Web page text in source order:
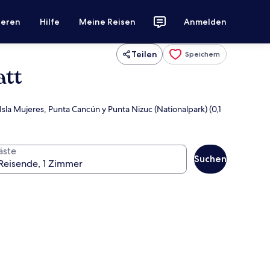
Hilfe Meine Reisen Anmelden
Teilen Speichern
Mujeres, Punta Cancún y Punta Nizuc (Nationalpark) (0,1
Suchen